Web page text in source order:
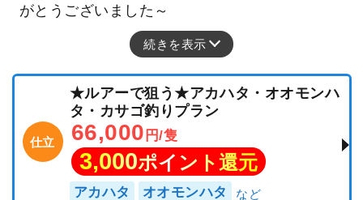
がとうございました～
続きを表示
仕立
★ルアーで狙う★アカハタ・オオモンハ
タ・カサゴ釣りプラン
66,000 円/隻
3,000ポイント還元
アカハタ オオモンハタ